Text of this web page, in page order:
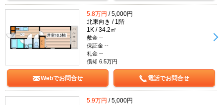
5.8万円 / 5,000円
北東向き / 1階
1K / 34.2㎡
敷金 --
保証金 --
礼金 --
償却 6.5万円
Webでお問合せ 電話でお問合せ
5.9万円 / 5,000円